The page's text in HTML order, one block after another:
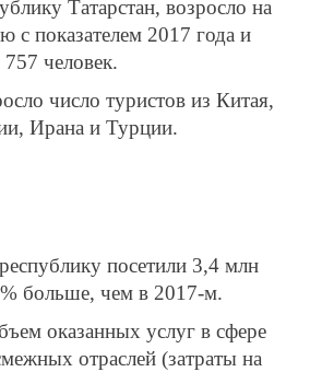
Татарстан, возросло на
с показателем 2017 года и
человек.
число туристов из Китая,
Ирана и Турции.
посетили 3,4 млн
больше, чем в 2017-м.
оказанных услуг в сфере
отраслей (затраты на